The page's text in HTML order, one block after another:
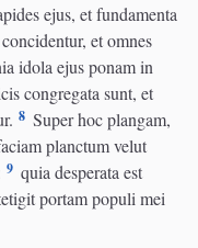
ejus, et fundamenta
et omnes
idola ejus ponam in
congregata sunt, et
8 Super hoc plangam,
planctum velut
9 quia desperata est
portam populi mei